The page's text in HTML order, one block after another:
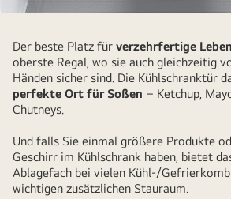
wird
Kühlschrankfach
getrennt
von
anderen
Lebensmitteln
aufbewahrt
Der beste Platz für verzehrfertige
oberste Regal, wo sie auch gleichzeitig
Händen sicher sind. Die Kühlschranktür
perfekte Ort für Soßen – Ketchup,
Chutneys.
Und falls Sie einmal größere Produkte
Geschirr im Kühlschrank haben, bietet
Ablagefach bei vielen Kühl-/
wichtigen zusätzlichen Stauraum.